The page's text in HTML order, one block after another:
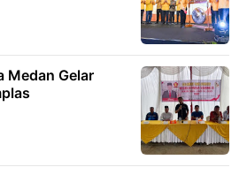
Medan Gelar